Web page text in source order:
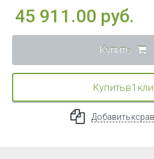
45 911.00 руб.
Купить
Купить в 1
Добавить к